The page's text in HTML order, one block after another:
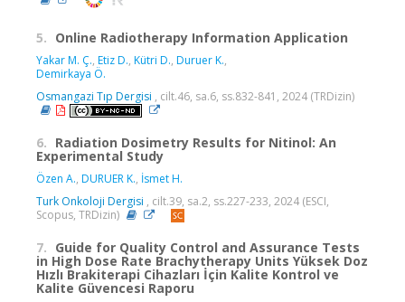
5. Online Radiotherapy Information Application
Yakar M. Ç., Etiz D., Kütri D., Duruer K.,
Demirkaya Ö.
Osmangazi Tıp Dergisi , cilt.46, sa.6, ss.832-841, 2024 (TRDizin)
6. Radiation Dosimetry Results for Nitinol: An
Experimental Study
Özen A., DURUER K., İsmet H.
Turk Onkoloji Dergisi , cilt.39, sa.2, ss.227-233, 2024 (ESCI,
Scopus, TRDizin)
7. Guide for Quality Control and Assurance Tests
in High Dose Rate Brachytherapy Units Yüksek Doz
Hızlı Brakiterapi Cihazları İçin Kalite Kontrol ve
Kalite Güvencesi Raporu